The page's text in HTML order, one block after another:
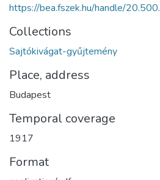
https://bea.fszek.hu/handle/
Collections
Sajtókivágat-gyűjtemény
Place, address
Budapest
Temporal coverage
1917
Format